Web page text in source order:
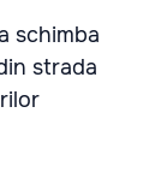
schimba
strada